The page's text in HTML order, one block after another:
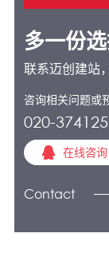
多一份选
联系迈创建站
咨询相关问题或
020-
在线咨询
Contact